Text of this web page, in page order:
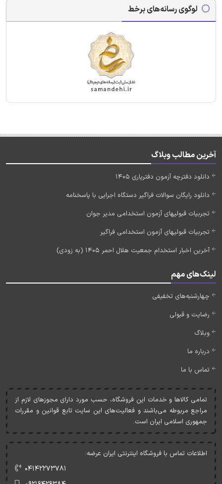
لوگوی رسانه‌های برخط
آخرین مطالب وبلاگ
دانلود دفترچه آزمون دفتریاری 1405
دانلود رایگان سوالات فراگیر دستگاه اجرایی با پاسخنامه
تجربیات قبولیهای آزمون استخدامی مدیر جوان
تجربیات قبولیهای آزمون استخدامی فراگیر
آخرین اخبار استخدام جمعیت هلال احمر 1405 (به زودی)
لینک‌های مهم
چهارشنبه‌های تخفیفی
رضایت و قبولی
وبلاگ
درباره ما
تماس با ما
تمامی کالاها و خدمات اين فروشگاه، حسب مورد دارای مجوزهای لازم از
مراجع مربوطه می‌باشند و فعاليت‌های اين سايت تابع قوانين و مقررات
جمهوری اسلامی ايران است.
اطلاعات تماس با فروشگاه اینترنتی ایران عرضه:
۰۴۱۴۲۲۷۳۷۸۱